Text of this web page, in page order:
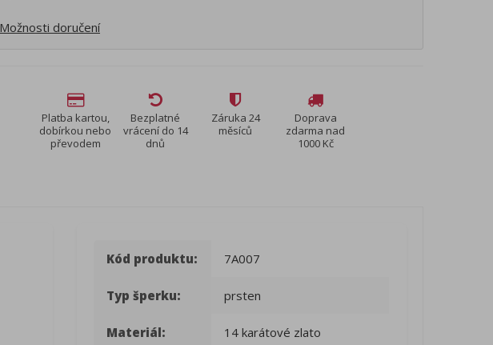
Možnosti doručení
Platba kartou,
dobírkou nebo
převodem
Bezplatné
vrácení do 14
dnů
Záruka 24
měsíců
Doprava
zdarma nad
1000 Kč
Kód produktu: 7A007
Typ šperku: prsten
Materiál: 14 karátové zlato